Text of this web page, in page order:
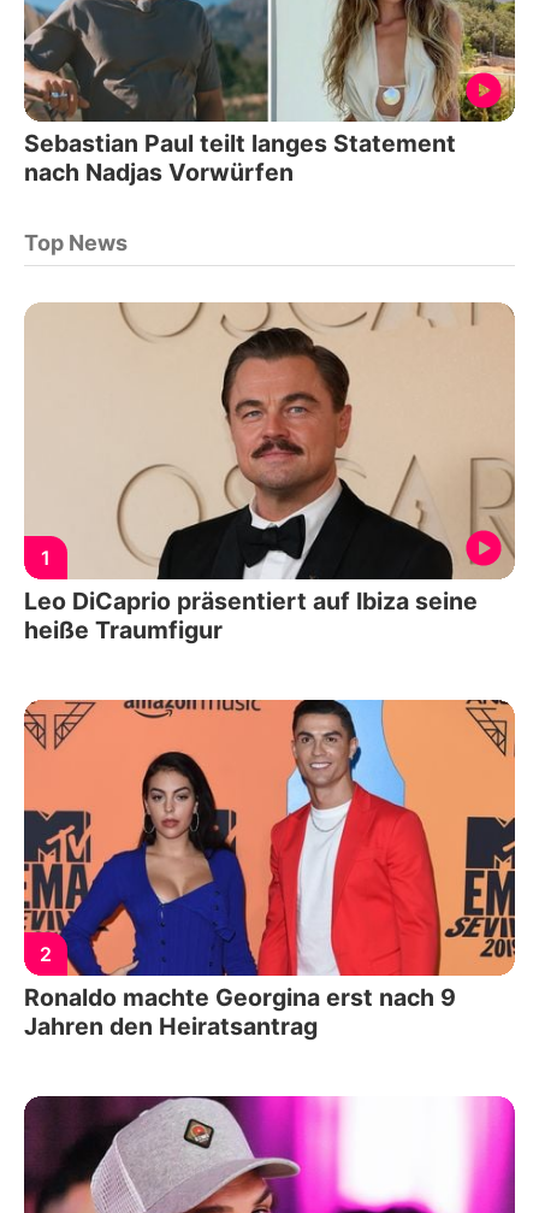
Sebastian Paul teilt langes Statement
nach Nadjas Vorwürfen
Top News
1
Leo DiCaprio präsentiert auf Ibiza seine
heiße Traumfigur
2
Ronaldo machte Georgina erst nach 9
Jahren den Heiratsantrag